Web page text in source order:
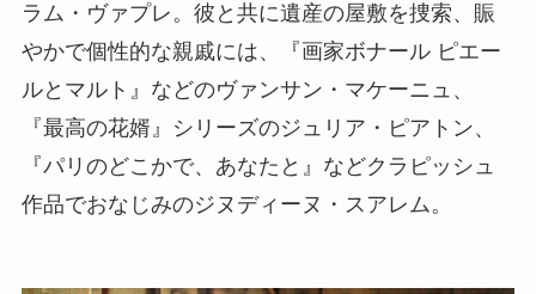
ラム・ヴァプレ。彼と共に遺産の屋敷を捜索、賑
やかで個性的な親戚には、『画家ボナール ピエー
ルとマルト』などのヴァンサン・マケーニュ、
『最高の花婿』シリーズのジュリア・ピアトン、
『パリのどこかで、あなたと』などクラピッシュ
作品でおなじみのジヌディーヌ・スアレム。